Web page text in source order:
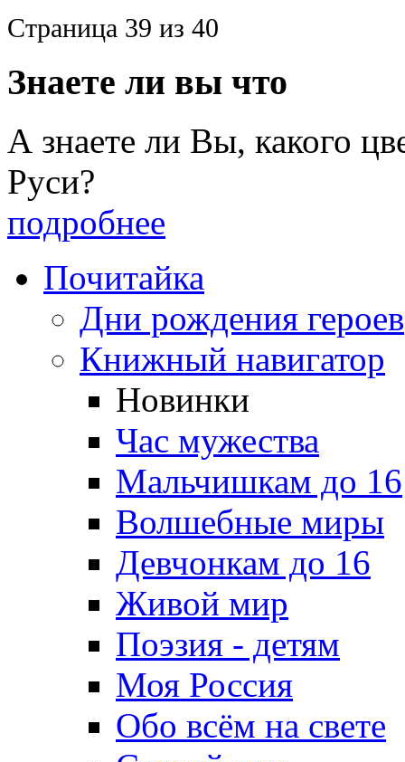
Страница 39 из 40
Знаете ли вы что
А знаете ли Вы, какого
Руси?
подробнее
Почитайка
Дни рождения героев
Книжный навигатор
Новинки
Час мужества
Мальчишкам до 16
Волшебные миры
Девчонкам до 16
Живой мир
Поэзия - детям
Моя Россия
Обо всём на свете